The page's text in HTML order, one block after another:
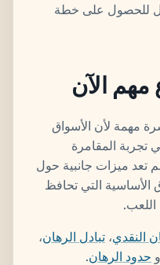
للحصول على خطة
مهم الآن
مهمة لأن الأسواق
تجربة المقامرة
تعد ميزات جانبية حول
الأساسية التي تحافظ
اللعب.
النقدي، تبادل الرهان،
حدود الرهان.